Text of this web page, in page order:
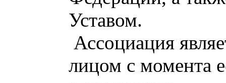
Уставом.
Ассоциация
лицом с момента